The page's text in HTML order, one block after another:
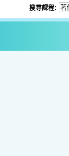
搜尋課程: